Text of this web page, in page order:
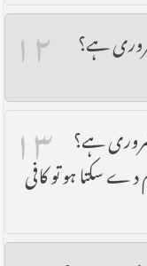
۱۲
ہے؟
۱۳ ضروری ہے؟
دے سکتا ہو تو کافی